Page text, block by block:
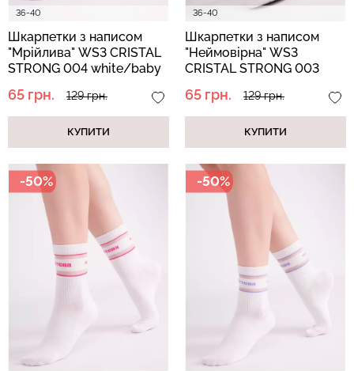
36-40
Шкарпетки з написом
"Мрійлива" WS3 CRISTAL
STRONG 004 white/baby
65 грн. 129 грн.
КУПИТИ
36-40
Шкарпетки з написом
"Неймовірна" WS3
CRISTAL STRONG 003
65 грн. 129 грн.
КУПИТИ
-50% -50%
Топ на бретелях в рубчик
CAMI TOP RIB black
Топ на бретелях в рубчик
CAMI TOP RIB white (білий)